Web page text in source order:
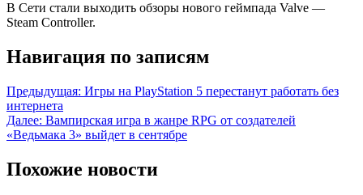
В Сети стали выходить обзоры нового геймпада Valve —
Steam Controller.
Навигация по записям
Предыдущая: Игры на PlayStation 5 перестанут работать без
интернета
Далее: Вампирская игра в жанре RPG от создателей
«Ведьмака 3» выйдет в сентябре
Похожие новости